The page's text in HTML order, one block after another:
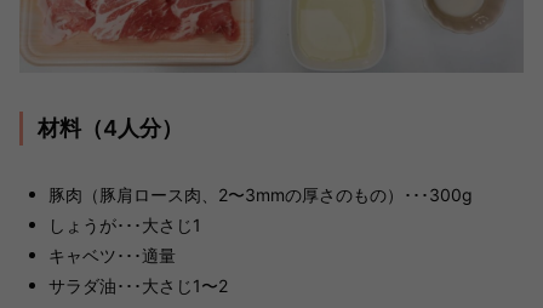
材料（4人分）
豚肉（豚肩ロース肉、2〜3mmの厚さのもの）･･･300g
しょうが･･･大さじ1
キャベツ･･･適量
サラダ油･･･大さじ1〜2